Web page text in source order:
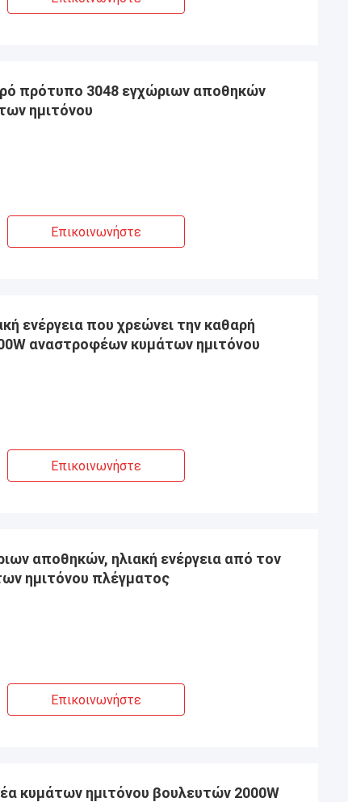
πρότυπο 3048 εγχώριων αποθηκών
ημιτόνου
Επικοινωνήστε
ενέργεια που χρεώνει την καθαρή
αναστροφέων κυμάτων ημιτόνου
Επικοινωνήστε
αποθηκών, ηλιακή ενέργεια από τον
ημιτόνου πλέγματος
Επικοινωνήστε
κυμάτων ημιτόνου βουλευτών 2000W